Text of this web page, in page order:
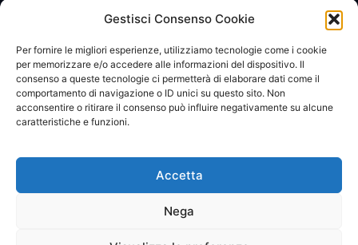
Gestisci Consenso Cookie
Per fornire le migliori esperienze, utilizziamo tecnologie come i cookie
per memorizzare e/o accedere alle informazioni del dispositivo. Il
consenso a queste tecnologie ci permetterà di elaborare dati come il
comportamento di navigazione o ID unici su questo sito. Non
acconsentire o ritirare il consenso può influire negativamente su alcune
caratteristiche e funzioni.
Accetta
Nega
CONTATTACI COOKIE POLICY PRIVACY
© 2002 - 2026 SanBartolomeo.info :::: powered by Go Web snc |